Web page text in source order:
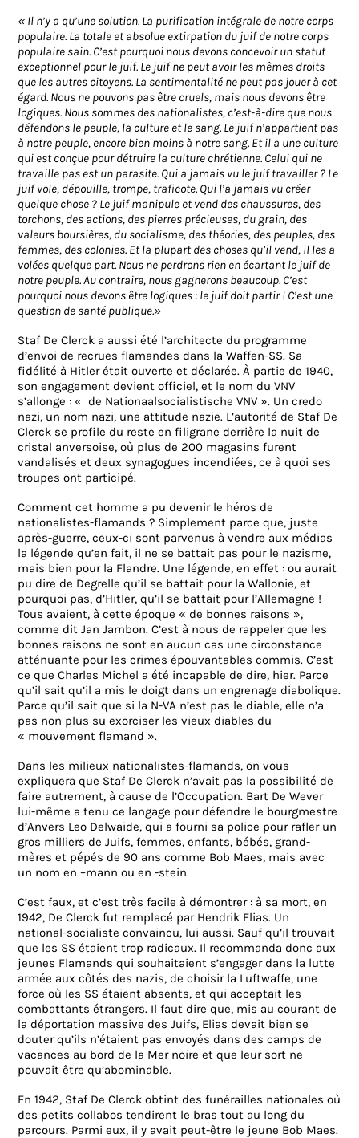
« Il n’y a qu’une solution. La purification intégrale de notre corps
populaire. La totale et absolue extirpation du juif de notre corps
populaire sain. C’est pourquoi nous devons concevoir un statut
exceptionnel pour le juif. Le juif ne peut avoir les mêmes droits
que les autres citoyens. La sentimentalité ne peut pas jouer à cet
égard. Nous ne pouvons pas être cruels, mais nous devons être
logiques. Nous sommes des nationalistes, c’est-à-dire que nous
défendons le peuple, la culture et le sang. Le juif n’appartient pas
à notre peuple, encore bien moins à notre sang. Et il a une culture
qui est conçue pour détruire la culture chrétienne. Celui qui ne
travaille pas est un parasite. Qui a jamais vu le juif travailler ? Le
juif vole, dépouille, trompe, traficote. Qui l’a jamais vu créer
quelque chose ? Le juif manipule et vend des chaussures, des
torchons, des actions, des pierres précieuses, du grain, des
valeurs boursières, du socialisme, des théories, des peuples, des
femmes, des colonies. Et la plupart des choses qu’il vend, il les a
volées quelque part. Nous ne perdrons rien en écartant le juif de
notre peuple. Au contraire, nous gagnerons beaucoup. C’est
pourquoi nous devons être logiques : le juif doit partir ! C’est une
question de santé publique.»
Staf De Clerck a aussi été l’architecte du programme
d’envoi de recrues flamandes dans la Waffen-SS. Sa
fidélité à Hitler était ouverte et déclarée. À partie de 1940,
son engagement devient officiel, et le nom du VNV
s’allonge : « de Nationaalsocialistische VNV ». Un credo
nazi, un nom nazi, une attitude nazie. L’autorité de Staf De
Clerck se profile du reste en filigrane derrière la nuit de
cristal anversoise, où plus de 200 magasins furent
vandalisés et deux synagogues incendiées, ce à quoi ses
troupes ont participé.
Comment cet homme a pu devenir le héros de
nationalistes-flamands ? Simplement parce que, juste
après-guerre, ceux-ci sont parvenus à vendre aux médias
la légende qu’en fait, il ne se battait pas pour le nazisme,
mais bien pour la Flandre. Une légende, en effet : ou aurait
pu dire de Degrelle qu’il se battait pour la Wallonie, et
pourquoi pas, d’Hitler, qu’il se battait pour l’Allemagne !
Tous avaient, à cette époque « de bonnes raisons »,
comme dit Jan Jambon. C’est à nous de rappeler que les
bonnes raisons ne sont en aucun cas une circonstance
atténuante pour les crimes épouvantables commis. C’est
ce que Charles Michel a été incapable de dire, hier. Parce
qu’il sait qu’il a mis le doigt dans un engrenage diabolique.
Parce qu’il sait que si la N-VA n’est pas le diable, elle n’a
pas non plus su exorciser les vieux diables du
« mouvement flamand ».
Dans les milieux nationalistes-flamands, on vous
expliquera que Staf De Clerck n’avait pas la possibilité de
faire autrement, à cause de l’Occupation. Bart De Wever
lui-même a tenu ce langage pour défendre le bourgmestre
d’Anvers Leo Delwaide, qui a fourni sa police pour rafler un
gros milliers de Juifs, femmes, enfants, bébés, grand-
mères et pépés de 90 ans comme Bob Maes, mais avec
un nom en –mann ou en -stein.
C’est faux, et c’est très facile à démontrer : à sa mort, en
1942, De Clerck fut remplacé par Hendrik Elias. Un
national-socialiste convaincu, lui aussi. Sauf qu’il trouvait
que les SS étaient trop radicaux. Il recommanda donc aux
jeunes Flamands qui souhaitaient s’engager dans la lutte
armée aux côtés des nazis, de choisir la Luftwaffe, une
force où les SS étaient absents, et qui acceptait les
combattants étrangers. Il faut dire que, mis au courant de
la déportation massive des Juifs, Elias devait bien se
douter qu’ils n’étaient pas envoyés dans des camps de
vacances au bord de la Mer noire et que leur sort ne
pouvait être qu’abominable.
En 1942, Staf De Clerck obtint des funérailles nationales où
des petits collabos tendirent le bras tout au long du
parcours. Parmi eux, il y avait peut-être le jeune Bob Maes.